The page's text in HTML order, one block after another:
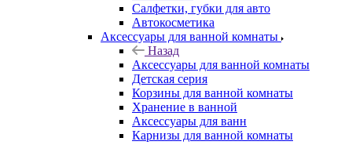
Салфетки, губки для авто
Автокосметика
Аксессуары для ванной комнаты
Назад
Аксессуары для ванной комнаты
Детская серия
Корзины для ванной комнаты
Хранение в ванной
Аксессуары для ванн
Карнизы для ванной комнаты